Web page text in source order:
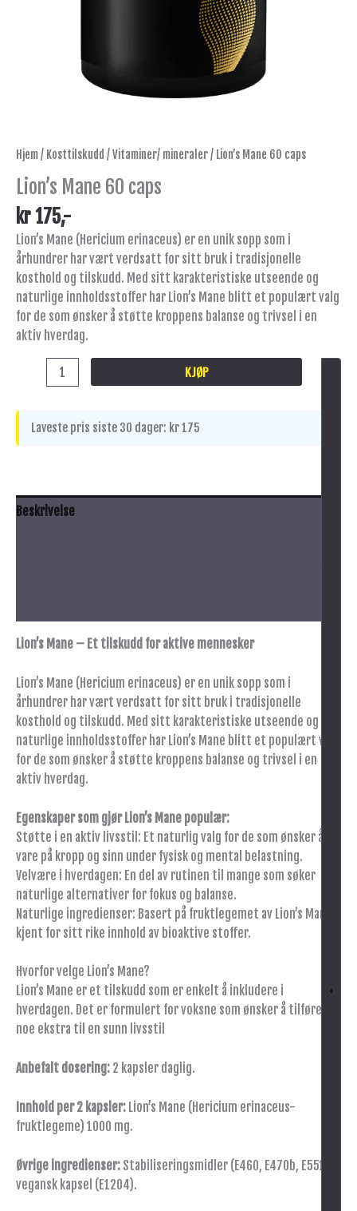
Hjem/ Kosttilskudd /Vitaminer/ mineraler/ Lion’s Mane 60 caps
Lion’s Mane 60 caps
kr175,-
Lion’s Mane (Hericium erinaceus) er en unik sopp som i
århundrer har vært verdsatt for sitt bruk i tradisjonelle
kosthold og tilskudd. Med sitt karakteristiske utseende og
naturlige innholdsstoffer har Lion’s Mane blitt et populært valg
for de som ønsker å støtte kroppens balanse og trivsel i en
aktiv hverdag.
+
KJØP
Laveste pris siste 30 dager: kr175
Beskrivelse
Lion’s Mane – Et tilskudd for aktive mennesker
Lion’s Mane (Hericium erinaceus) er en unik sopp som i
århundrer har vært verdsatt for sitt bruk i tradisjonelle
kosthold og tilskudd. Med sitt karakteristiske utseende og
naturlige innholdsstoffer har Lion’s Mane blitt et populært valg
for de som ønsker å støtte kroppens balanse og trivsel i en
aktiv hverdag.
Egenskaper som gjør Lion’s Mane populær:
Støtte i en aktiv livsstil: Et naturlig valg for de som ønsker å ta
vare på kropp og sinn under fysisk og mental belastning.
Velvære i hverdagen: En del av rutinen til mange som søker
naturlige alternativer for fokus og balanse.
Naturlige ingredienser: Basert på fruktlegemet av Lion’s Mane,
kjent for sitt rike innhold av bioaktive stoffer.
Hvorfor velge Lion’s Mane?
Lion’s Mane er et tilskudd som er enkelt å inkludere i
hverdagen. Det er formulert for voksne som ønsker å tilføre
noe ekstra til en sunn livsstil
Anbefalt dosering: 2 kapsler daglig.
Innhold per 2 kapsler: Lion’s Mane (Hericium erinaceus-
fruktlegeme) 1000 mg.
Øvrige ingredienser: Stabiliseringsmidler (E460, E470b, E551),
vegansk kapsel (E1204).